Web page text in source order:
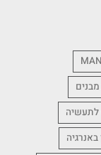
לתעשיה
באנרגיה